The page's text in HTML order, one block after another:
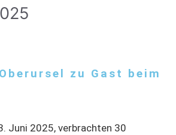
zu Gast beim
Juni 2025, verbrachten 30